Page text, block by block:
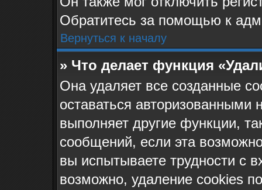
Обратитесь за помощью к
Вернуться к началу
» Что делает функция
Она удаляет все созданные
оставаться авторизованными
выполняет другие функции,
сообщений, если эта
вы испытываете трудности с
возможно, удаление cookies